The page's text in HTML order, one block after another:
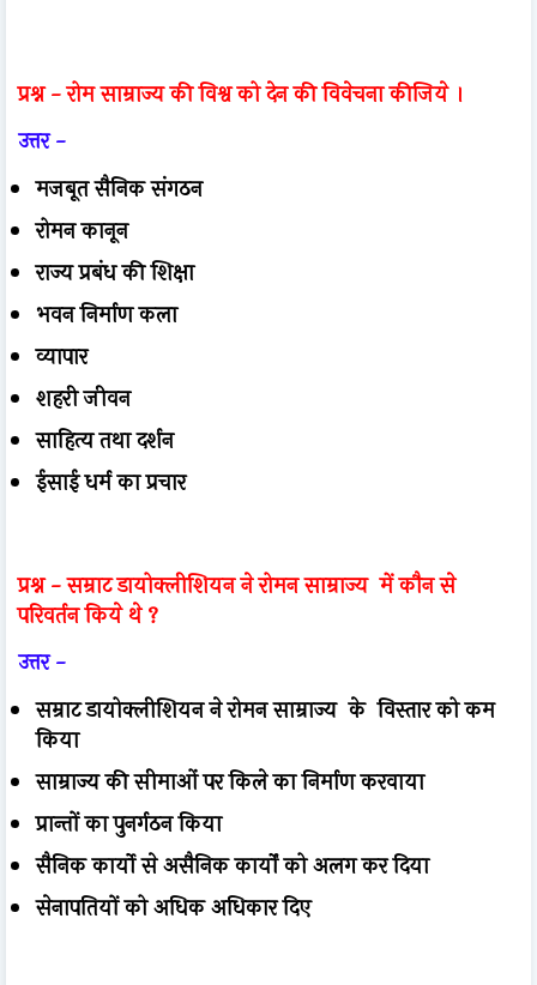
प्रश्न - रोम साम्राज्य की विश्व को देन की विवेचना कीजिये ।
उत्तर -
मजबूत सैनिक संगठन
रोमन कानून
राज्य प्रबंध की शिक्षा
भवन निर्माण कला
व्यापार
शहरी जीवन
साहित्य तथा दर्शन
ईसाई धर्म का प्रचार
प्रश्न -सम्राट डायोक्लीशियन ने रोमन साम्राज्य में कौन से
परिवर्तन किये थे ?
उत्तर -
सम्राट डायोक्लीशियन ने रोमन साम्राज्य के विस्तार को कम
किया
साम्राज्य की सीमाओं पर किले का निर्माण करवाया
प्रान्तों का पुनर्गठन किया
सैनिक कार्यो से असैनिक कार्यों को अलग कर दिया
सेनापतियों को अधिक अधिकार दिए